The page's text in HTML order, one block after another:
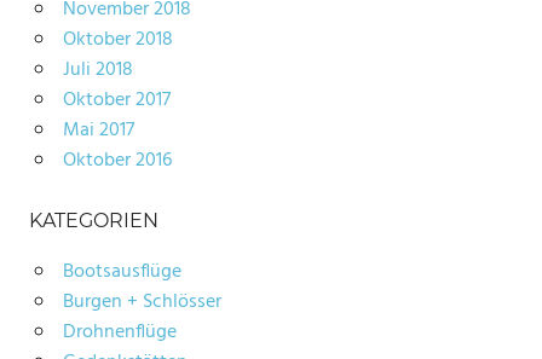
November 2018
Oktober 2018
Juli 2018
Oktober 2017
Mai 2017
Oktober 2016
KATEGORIEN
Bootsausflüge
Burgen + Schlösser
Drohnenflüge